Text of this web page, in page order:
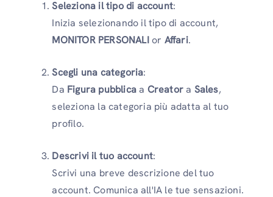
Seleziona il tipo di account:
Inizia selezionando il tipo di account,
MONITOR PERSONALIor Affari.
Scegli una categoria:
Da Figura pubblicaa Creatora Sales,
seleziona la categoria più adatta al tuo
profilo.
Descrivi il tuo account:
Scrivi una breve descrizione del tuo
account. Comunica all'IA le tue sensazioni.